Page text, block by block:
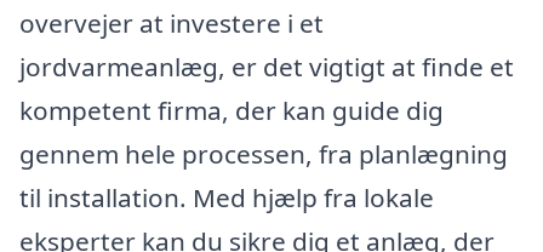
overvejer at investere i et
jordvarmeanlæg, er det vigtigt at finde et
kompetent firma, der kan guide dig
gennem hele processen, fra planlægning
til installation. Med hjælp fra lokale
eksperter kan du sikre dig et anlæg, der